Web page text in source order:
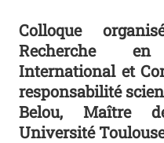
Colloque
Recherche
International et
responsabilité
Belou, Maître
Université